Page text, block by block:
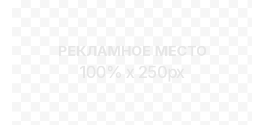
РЕКЛАМНОЕ МЕСТО
100% x 250px